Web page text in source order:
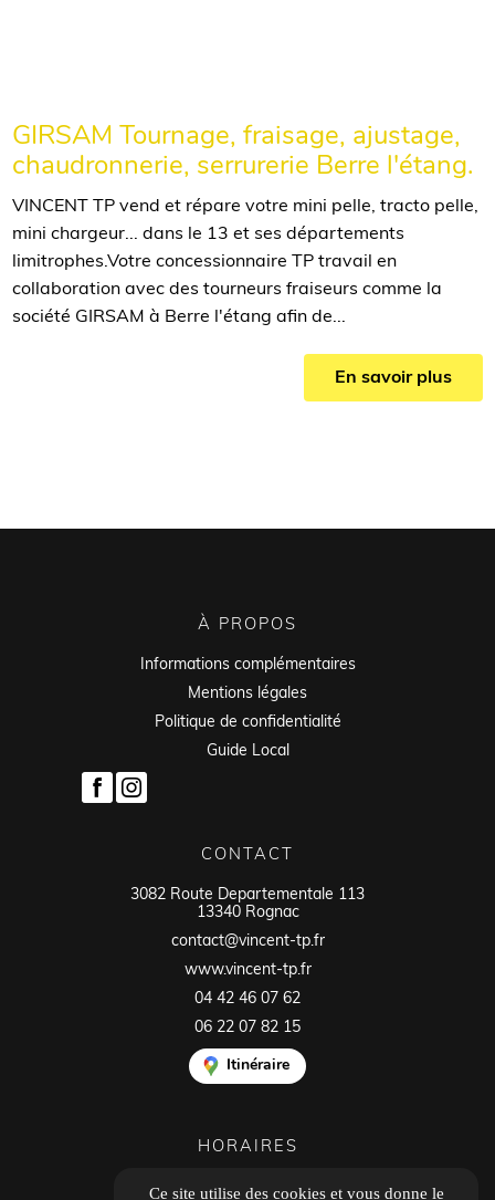
GIRSAM Tournage, fraisage, ajustage,
chaudronnerie, serrurerie Berre l'étang.
VINCENT TP vend et répare votre mini pelle, tracto pelle,
mini chargeur... dans le 13 et ses départements
limitrophes.Votre concessionnaire TP travail en
collaboration avec des tourneurs fraiseurs comme la
société GIRSAM à Berre l'étang afin de...
En savoir plus
À PROPOS
Informations complémentaires
Mentions légales
Politique de confidentialité
Guide Local
CONTACT
3082 Route Departementale 113
13340 Rognac
contact@vincent-tp.fr
www.vincent-tp.fr
04 42 46 07 62
06 22 07 82 15
Itinéraire
HORAIRES
Ouvert du lundi au vendredi
Ce site utilise des cookies et vous donne le